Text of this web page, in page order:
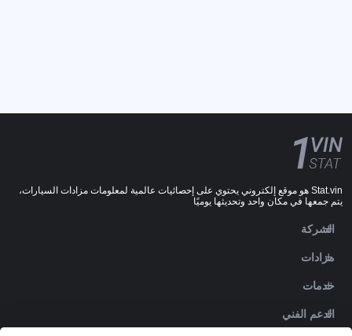
Stat.vin هو موقع إلكتروني يحتوي على إحصائيات عالمية لمعلومات مزادات السيارات،
يتم جمعها في مكان واحد وتحديثها يوميًا
الشركة
مزادات
خدمات
الدعم الفني